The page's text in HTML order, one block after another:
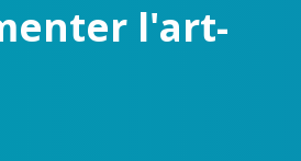
l'art-